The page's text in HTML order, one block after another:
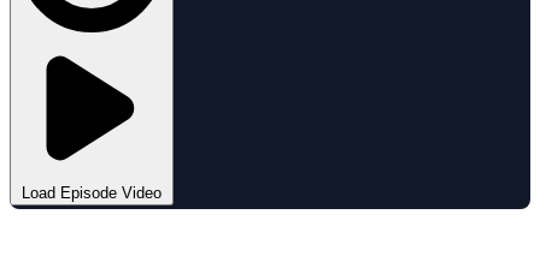
Load Episode Video